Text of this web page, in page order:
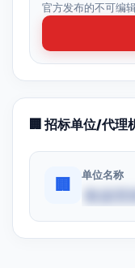
官方发布的不可编
🏢 招标单位/代理
🏢
单位名称